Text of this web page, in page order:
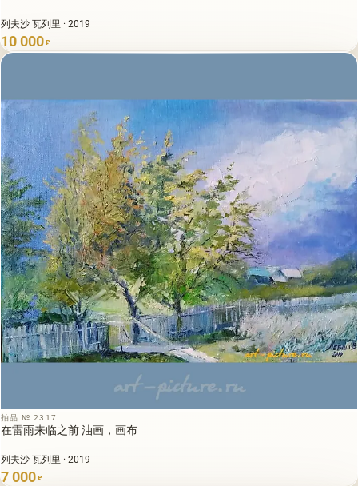
列夫沙 瓦列里 · 2019
10 000 ₽
拍品 № 2317
在雷雨来临之前 油画，画布
列夫沙 瓦列里 · 2019
7 000 ₽